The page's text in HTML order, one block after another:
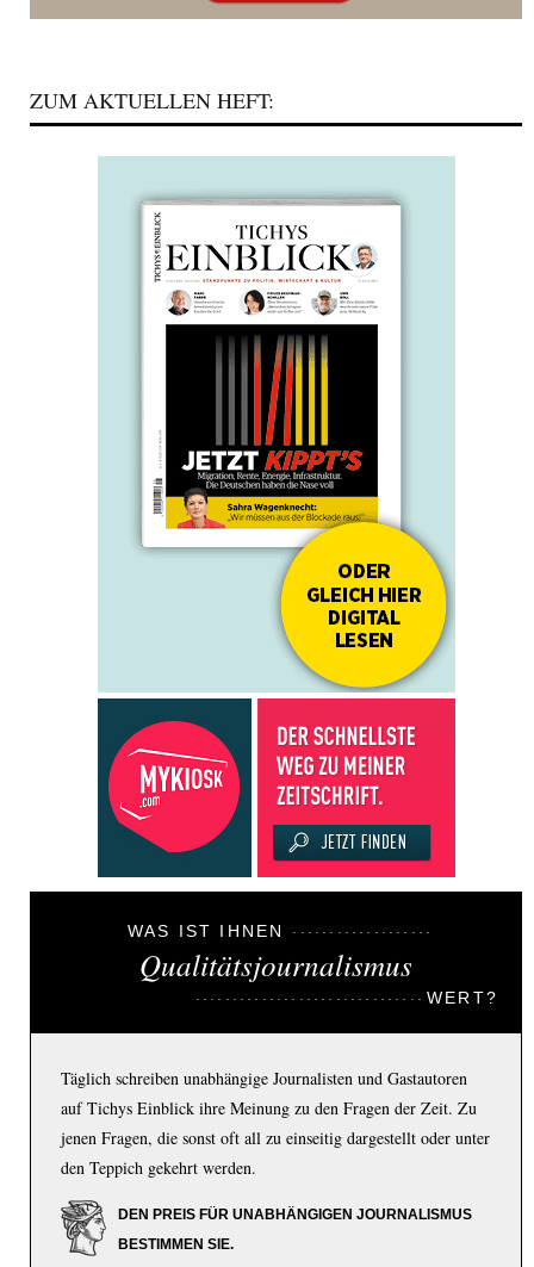
ZUM AKTUELLEN HEFT:
WAS IST IHNEN
Qualitätsjournalismus
WERT?
Täglich schreiben unabhängige Journalisten und Gastautoren
auf Tichys Einblick ihre Meinung zu den Fragen der Zeit. Zu
jenen Fragen, die sonst oft all zu einseitig dargestellt oder unter
den Teppich gekehrt werden.
DEN PREIS FÜR UNABHÄNGIGEN JOURNALISMUS
BESTIMMEN SIE.